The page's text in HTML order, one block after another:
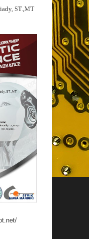
ST.,MT